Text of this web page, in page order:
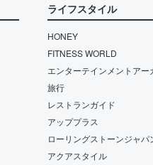
ライフスタイル
HONEY
FITNESS WORLD
エンターテインメントアー
旅行
レストランガイド
アッププラス
ローリングストーンジャパ
アクアスタイル